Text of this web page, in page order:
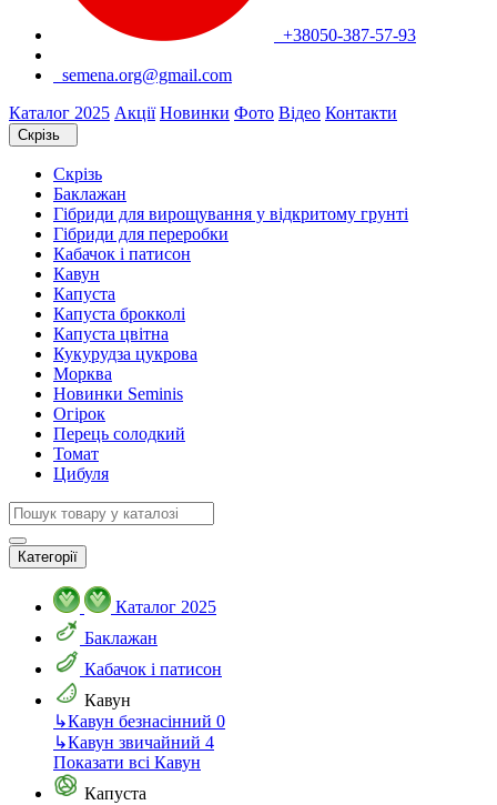
+38050-387-57-93
semena.org@gmail.com
Каталог 2025 Акції Новинки Фото Відео Контакти
Скрізь
Скрізь
Баклажан
Гібриди для вирощування у відкритому грунті
Гібриди для переробки
Кабачок і патисон
Кавун
Капуста
Капуста брокколі
Капуста цвітна
Кукурудза цукрова
Морква
Новинки Seminis
Огірок
Перець солодкий
Томат
Цибуля
Категорії
Каталог 2025
Баклажан
Кабачок і патисон
Кавун
↳Кавун безнасінний 0
↳Кавун звичайний 4
Показати всі Кавун
Капуста